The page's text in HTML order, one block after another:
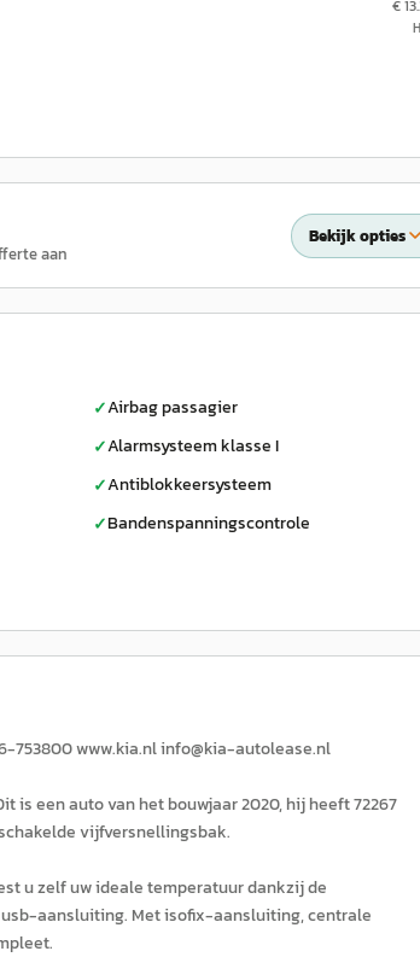
€
aan
Bekijk opties
✓Airbag passagier
✓Alarmsysteem klasse I
✓Antiblokkeersysteem
✓Bandenspanningscontrole
753800 www.kia.nl info@kia-autolease.nl
is een auto van het bouwjaar 2020, hij heeft 72267
vijfversnellingsbak.
u zelf uw ideale temperatuur dankzij de
aansluiting. Met isofix-aansluiting, centrale